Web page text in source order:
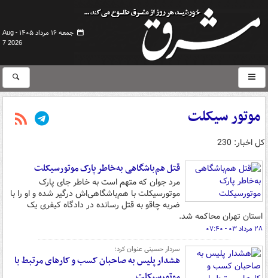
جمعه ۱۶ مرداد ۱۴۰۵ -
Aug
7 2026
موتور سیکلت
کل اخبار: 230
قتل هم‌باشگاهی به‌خاطر پارک موتورسیکلت
مرد جوان که متهم است به خاطر جای پارک
موتورسیکلت با هم‌باشگاهی‌اش درگیر شده و او را با
ضربه چاقو به قتل رسانده در دادگاه کیفری یک
استان تهران محاکمه شد.
۲۸ مرداد ۰۳ - ۰۷:۴۰
سردار حسینی عنوان کرد؛
هشدار پلیس به صاحبان کسب و کارهای مرتبط با